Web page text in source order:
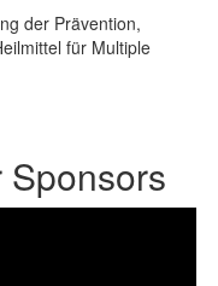
der Prävention,
für Multiple